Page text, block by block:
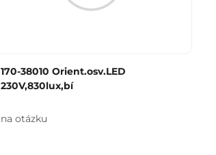
170-38010 Orient.osv.LED
230V,830lux,bí
na otázku